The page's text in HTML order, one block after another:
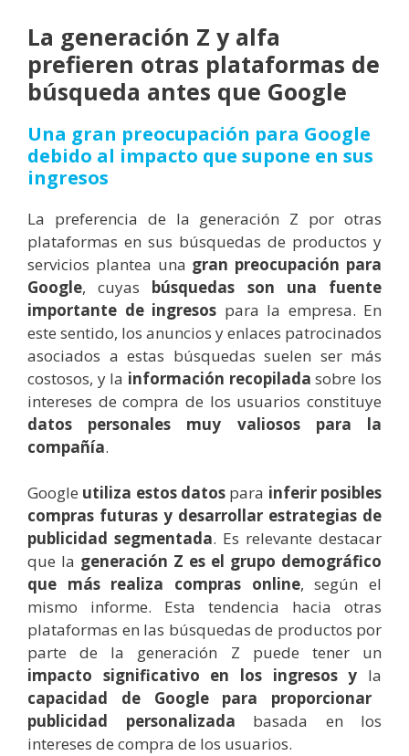
La generación Z y alfa
prefieren otras plataformas de
búsqueda antes que Google
Una gran preocupación para Google
debido al impacto que supone en sus
ingresos
La preferencia de la generación Z por otras
plataformas en sus búsquedas de productos y
servicios plantea una gran preocupación para
Google, cuyas búsquedas son una fuente
importante de ingresos para la empresa. En
este sentido, los anuncios y enlaces patrocinados
asociados a estas búsquedas suelen ser más
costosos, y la información recopilada sobre los
intereses de compra de los usuarios constituye
datos personales muy valiosos para la
compañía.
Google utiliza estos datos para inferir posibles
compras futuras y desarrollar estrategias de
publicidad segmentada. Es relevante destacar
que la generación Z es el grupo demográfico
que más realiza compras online, según el
mismo informe. Esta tendencia hacia otras
plataformas en las búsquedas de productos por
parte de la generación Z puede tener un
impacto significativo en los ingresos y la
capacidad de Google para proporcionar
publicidad personalizada basada en los
intereses de compra de los usuarios.